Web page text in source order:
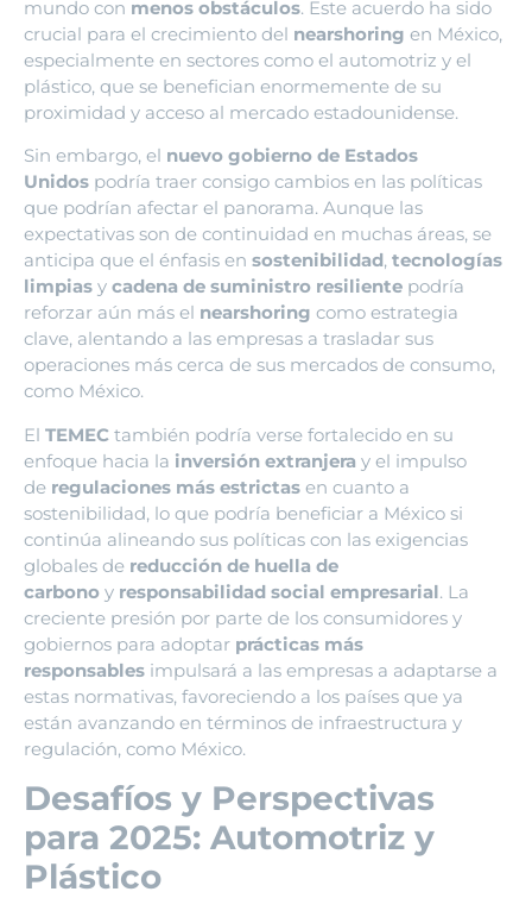
mundo con menos obstáculos. Este acuerdo ha sido
crucial para el crecimiento del nearshoring en México,
especialmente en sectores como el automotriz y el
plástico, que se benefician enormemente de su
proximidad y acceso al mercado estadounidense.
Sin embargo, el nuevo gobierno de Estados
Unidos podría traer consigo cambios en las políticas
que podrían afectar el panorama. Aunque las
expectativas son de continuidad en muchas áreas, se
anticipa que el énfasis en sostenibilidad, tecnologías
limpias y cadena de suministro resiliente podría
reforzar aún más el nearshoring como estrategia
clave, alentando a las empresas a trasladar sus
operaciones más cerca de sus mercados de consumo,
como México.
El TEMEC también podría verse fortalecido en su
enfoque hacia la inversión extranjera y el impulso
de regulaciones más estrictas en cuanto a
sostenibilidad, lo que podría beneficiar a México si
continúa alineando sus políticas con las exigencias
globales de reducción de huella de
carbono y responsabilidad social empresarial. La
creciente presión por parte de los consumidores y
gobiernos para adoptar prácticas más
responsables impulsará a las empresas a adaptarse a
estas normativas, favoreciendo a los países que ya
están avanzando en términos de infraestructura y
regulación, como México.
Desafíos y Perspectivas
para 2025: Automotriz y
Plástico